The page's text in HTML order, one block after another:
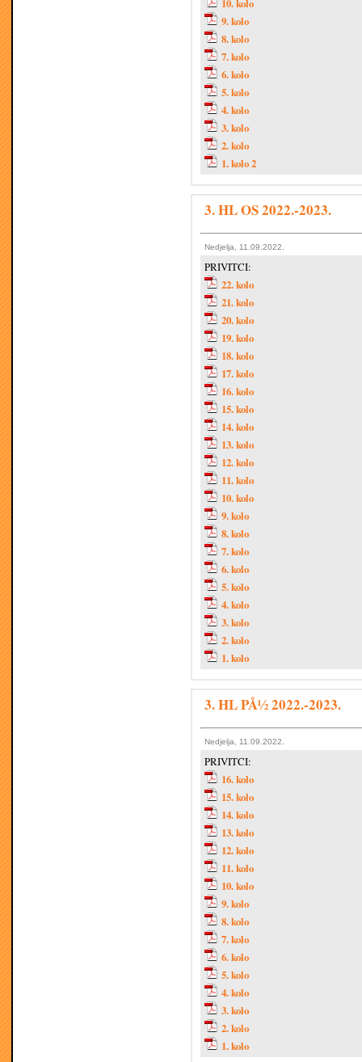
10. kolo
9. kolo
8. kolo
7. kolo
6. kolo
5. kolo
4. kolo
3. kolo
2. kolo
1. kolo 2
3. HL OS 2022.-2023.
Nedjelja, 11.09.2022.
PRIVITCI:
22. kolo
21. kolo
20. kolo
19. kolo
18. kolo
17. kolo
16. kolo
15. kolo
14. kolo
13. kolo
12. kolo
11. kolo
10. kolo
9. kolo
8. kolo
7. kolo
6. kolo
5. kolo
4. kolo
3. kolo
2. kolo
1. kolo
3. HL PÅ½ 2022.-2023.
Nedjelja, 11.09.2022.
PRIVITCI:
16. kolo
15. kolo
14. kolo
13. kolo
12. kolo
11. kolo
10. kolo
9. kolo
8. kolo
7. kolo
6. kolo
5. kolo
4. kolo
3. kolo
2. kolo
1. kolo